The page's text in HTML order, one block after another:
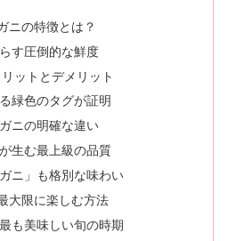
ニの特徴とは？
す圧倒的な鮮度
ットとデメリット
緑色のタグが証明
ニの明確な違い
生む最上級の品質
ニ」も格別な味わい
大限に楽しむ方法
も美味しい旬の時期